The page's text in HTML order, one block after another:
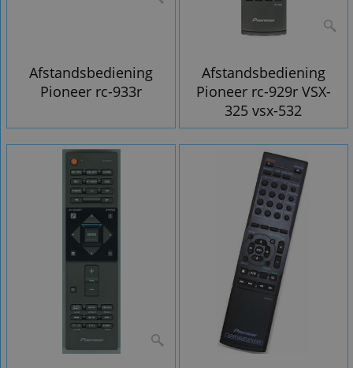
Afstandsbediening
Pioneer rc-933r
Afstandsbediening
Pioneer rc-929r VSX-
325 vsx-532